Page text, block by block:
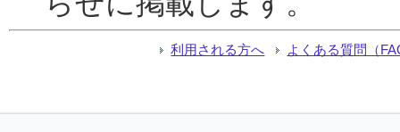
利用される方へ よくある質問（